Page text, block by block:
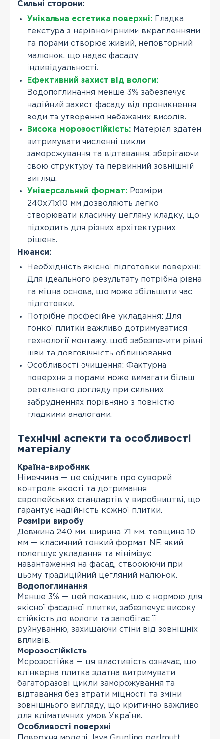
Сильні сторони:
Унікальна естетика поверхні: Гладка
текстура з нерівномірними вкрапленнями
та порами створює живий, неповторний
малюнок, що надає фасаду
індивідуальності.
Ефективний захист від вологи:
Водопоглинання менше 3% забезпечує
надійний захист фасаду від проникнення
води та утворення небажаних висолів.
Висока морозостійкість: Матеріал здатен
витримувати численні цикли
заморожування та відтавання, зберігаючи
свою структуру та первинний зовнішній
вигляд.
Універсальний формат: Розміри
240х71х10 мм дозволяють легко
створювати класичну цегляну кладку, що
підходить для різних архітектурних
рішень.
Нюанси:
Необхідність якісної підготовки поверхні:
Для ідеального результату потрібна рівна
та міцна основа, що може збільшити час
підготовки.
Потрібне професійне укладання: Для
тонкої плитки важливо дотримуватися
технології монтажу, щоб забезпечити рівні
шви та довговічність облицювання.
Особливості очищення: Фактурна
поверхня з порами може вимагати більш
ретельного догляду при сильних
забрудненнях порівняно з повністю
гладкими аналогами.
Технічні аспекти та особливості
матеріалу
Країна-виробник
Німеччина — це свідчить про суворий
контроль якості та дотримання
європейських стандартів у виробництві, що
гарантує надійність кожної плитки.
Розміри виробу
Довжина 240 мм, ширина 71 мм, товщина 10
мм — класичний тонкий формат NF, який
полегшує укладання та мінімізує
навантаження на фасад, створюючи при
цьому традиційний цегляний малюнок.
Водопоглинання
Менше 3% — цей показник, що є нормою для
якісної фасадної плитки, забезпечує високу
стійкість до вологи та запобігає її
руйнуванню, захищаючи стіни від зовнішніх
впливів.
Морозостійкість
Морозостійка — ця властивість означає, що
клінкерна плитка здатна витримувати
багаторазові цикли заморожування та
відтавання без втрати міцності та зміни
зовнішнього вигляду, що критично важливо
для кліматичних умов України.
Особливості поверхні